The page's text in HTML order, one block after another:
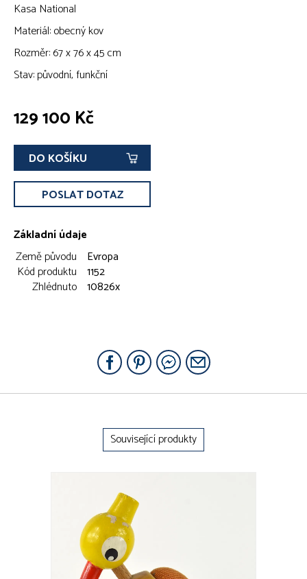
Kasa National
Materiál: obecný kov
Rozměr: 67 x 76 x 45 cm
Stav: původní, funkční
129 100 Kč
DO KOŠÍKU
POSLAT DOTAZ
Základní údaje
Země původu
Evropa
Kód produktu 1152
Zhlédnuto 10826x
Související produkty